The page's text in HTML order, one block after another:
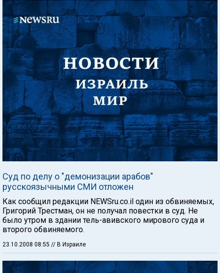
Суд по делу о "демонизации арабов"
русскоязычными СМИ отложен
Как сообщил редакции NEWSru.co.il один из обвиняемых,
Григорий Трестман, он не получал повестки в суд. Не
было утром в здании тель-авивского мирового суда и
второго обвиняемого.
23.10.2008 08:55 // В Израиле